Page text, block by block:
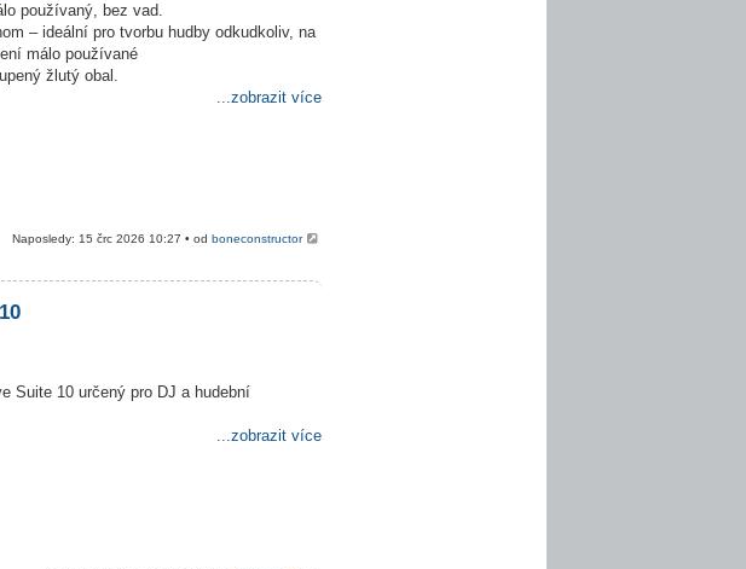
používaný, bez vad.
– ideální pro tvorbu hudby odkudkoliv, na
málo používané
žlutý obal.
...zobrazit více
Naposledy: 15 črc 2026 10:27 • odboneconstructor
Suite 10 určený pro DJ a hudební
...zobrazit více